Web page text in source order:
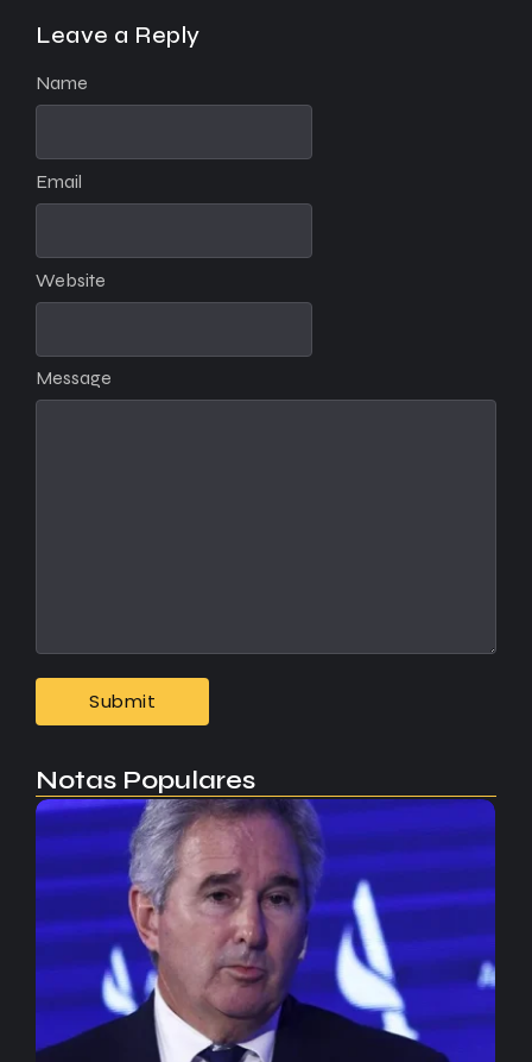
Leave a Reply
Message
Name
Email
Website
Notas Populares